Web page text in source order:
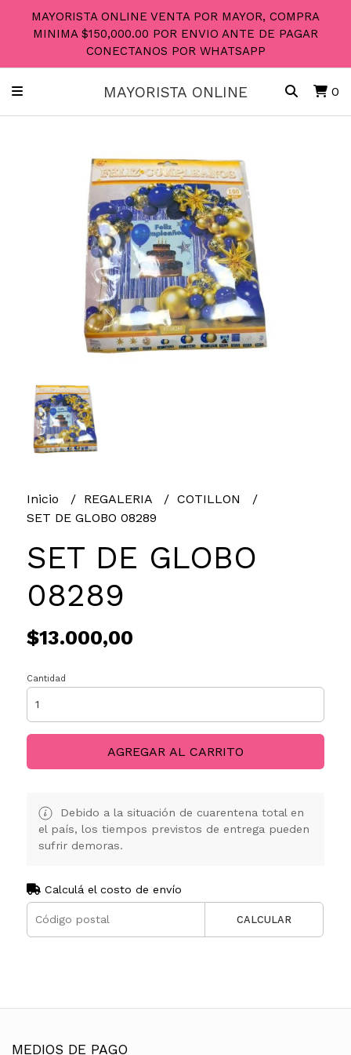
MAYORISTA ONLINE VENTA POR MAYOR, COMPRA
MINIMA $150,000.00 POR ENVIO ANTE DE PAGAR
CONECTANOS POR WHATSAPP
MAYORISTA ONLINE 0
Inicio REGALERIA
COTILLON
SET DE GLOBO 08289
SET DE GLOBO
08289
$13.000,00
Cantidad
AGREGAR AL CARRITO
Debido a la situación de cuarentena total en
el país, los tiempos previstos de entrega pueden
sufrir demoras.
Calculá el costo de envío
CALCULAR
MEDIOS DE PAGO